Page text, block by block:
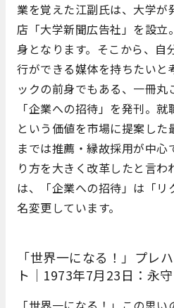
業を覚えた江副氏は、大学が
店「大学新聞広告社」を設立
身となります。そこから、自
行ができる媒体を持ちたいと
ックの前身でもある、一冊丸
「企業への招待」を発刊。
という価値を市場に提案し
までは推薦・縁故採用が中
り方を大きく改革したと言わ
は、「企業への招待」は「リ
名変更しています。
「世界一になる！」プレ
ト｜1973年7月23日：永